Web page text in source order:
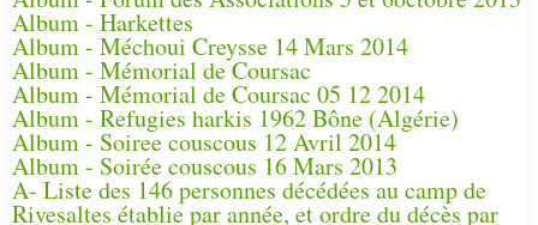
Album - Harkettes
Album - Méchoui Creysse 14 Mars 2014
Album - Mémorial de Coursac
Album - Mémorial de Coursac 05 12 2014
Album - Refugies harkis 1962 Bône (Algérie)
Album - Soiree couscous 12 Avril 2014
Album - Soirée couscous 16 Mars 2013
A- Liste des 146 personnes décédées au camp de
Rivesaltes établie par année, et ordre du décès par